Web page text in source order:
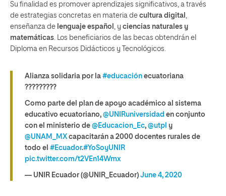
Su finalidad es promover aprendizajes significativos, a través
de estrategias concretas en materia de cultura digital ,
enseñanza de lenguaje español , y ciencias naturales y
matemáticas. Los beneficiarios de las becas obtendrán el
Diploma en Recursos Didácticos y Tecnológicos.
Alianza solidaria por la #educación ecuatoriana
???‍???‍???
Como parte del plan de apoyo académico al sistema
educativo ecuatoriano, @UNIRuniversidad en conjunto
con el ministerio de @Educacion_Ec, @utpl y
@UNAM_MXcapacitarán a 2000 docentes rurales de
todo el #Ecuador.#YoSoyUNIR
pic.twitter.com/t2VEn14Wmx
— UNIR Ecuador (@UNIR_Ecuador) June 4, 2020